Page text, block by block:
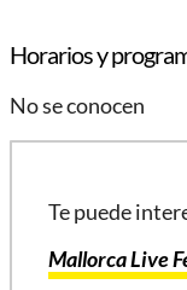
Horarios y
No se conocen
Te puede
Mallorca Live